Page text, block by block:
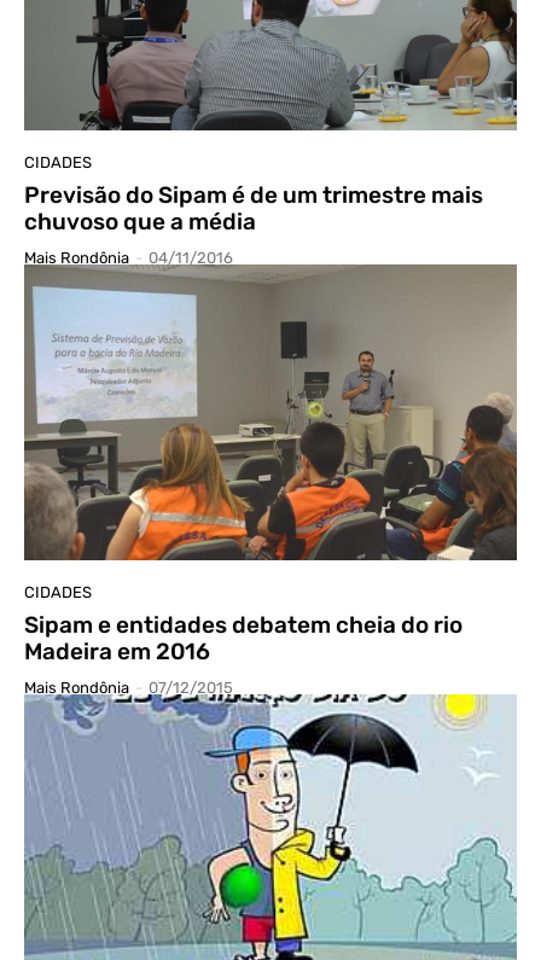
CIDADES
Previsão do Sipam é de um trimestre mais
chuvoso que a média
Mais Rondônia - 04/11/2016
CIDADES
Sipam e entidades debatem cheia do rio
Madeira em 2016
Mais Rondônia - 07/12/2015